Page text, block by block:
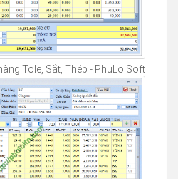
Tole, Sắt, Thép - PhuLoiSoft